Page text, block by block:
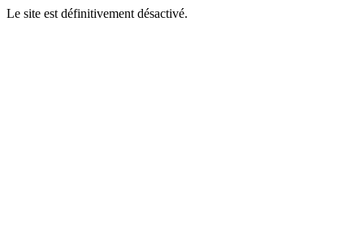
Le site est définitivement désactivé.